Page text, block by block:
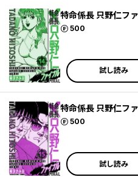
特命係長 只野仁
500
ポイント
試し読み
特命係長 只野仁
500
ポイント
試し読み